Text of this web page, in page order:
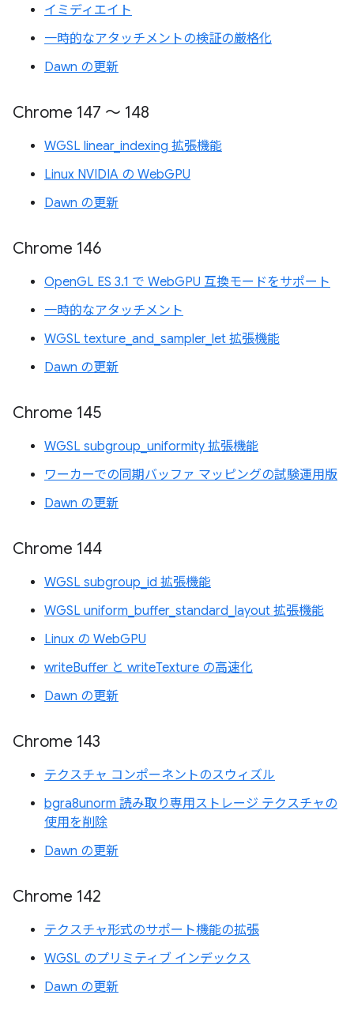
イミディエイト
一時的なアタッチメントの検証の厳格化
Dawn の更新
Chrome 147 ～ 148
WGSL linear_indexing 拡張機能
Linux NVIDIA の WebGPU
Dawn の更新
Chrome 146
OpenGL ES 3.1 で WebGPU 互換モードをサポート
一時的なアタッチメント
WGSL texture_and_sampler_let 拡張機能
Dawn の更新
Chrome 145
WGSL subgroup_uniformity 拡張機能
ワーカーでの同期バッファ マッピングの試験運用版
Dawn の更新
Chrome 144
WGSL subgroup_id 拡張機能
WGSL uniform_buffer_standard_layout 拡張機能
Linux の WebGPU
writeBuffer と writeTexture の高速化
Dawn の更新
Chrome 143
テクスチャ コンポーネントのスウィズル
bgra8unorm 読み取り専用ストレージ テクスチャの
使用を削除
Dawn の更新
Chrome 142
テクスチャ形式のサポート機能の拡張
WGSL のプリミティブ インデックス
Dawn の更新